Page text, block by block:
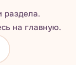
раздела.
на главную.